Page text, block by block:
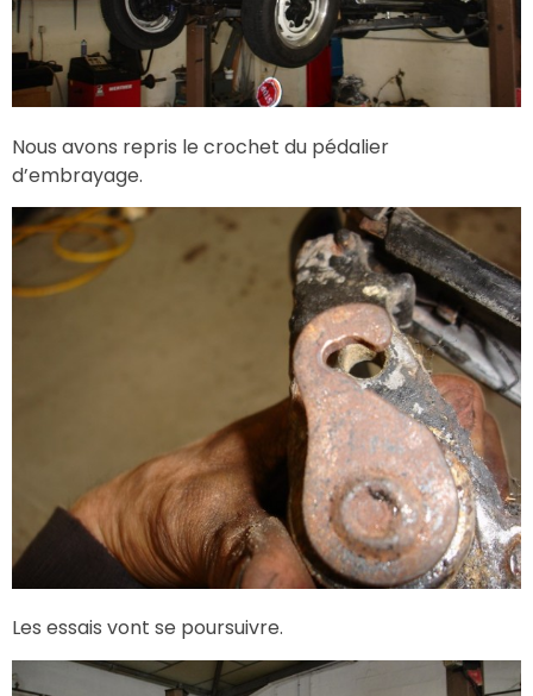
Nous avons repris le crochet du pédalier
d’embrayage.
Les essais vont se poursuivre.